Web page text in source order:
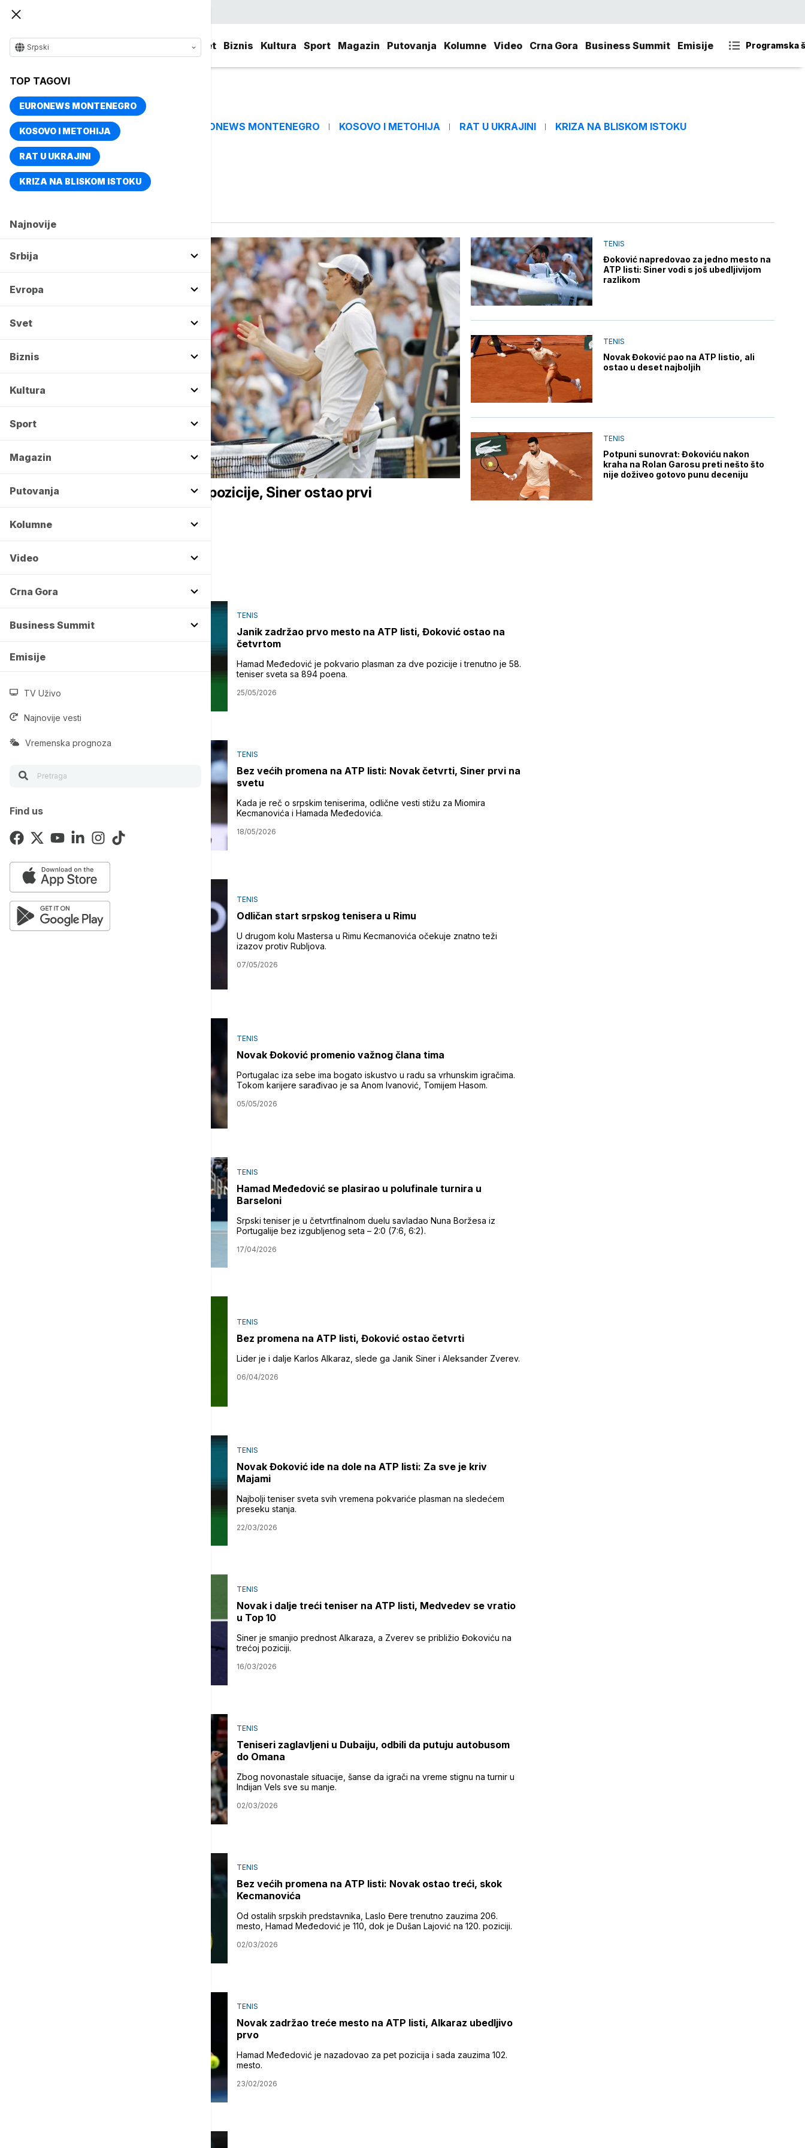
Svet Biznis Kultura Sport Magazin Putovanja Kolumne Video Crna Gora Business Summit Emisije Programska
Srpski
TOP TAGOVI
EURONEWS MONTENEGRO
KOSOVO I METOHIJA
RAT U UKRAJINI
KRIZA NA BLISKOM ISTOKU
Najnovije
Srbija
Evropa
Svet
Biznis
Kultura
Sport
Magazin
Putovanja
Kolumne
Video
Crna Gora
Business Summit
Emisije
TV Uživo
Najnovije vesti
Vremenska prognoza
Find us
TOP TAGOVI EURONEWS MONTENEGRO KOSOVO I METOHIJA RAT U UKRAJINI KRIZA NA BLISKOM ISTOKU
Vise o temi
atp lista
TENIS
Novak napredovao za dve pozicije, Siner ostao prvi
TENIS
Đoković napredovao za jedno mesto na
ATP listi: Siner vodi s još ubedljivijom
razlikom
TENIS
Novak Đoković pao na ATP listio, ali
ostao u deset najboljih
TENIS
Potpuni sunovrat: Đokoviću nakon
kraha na Rolan Garosu preti nešto što
nije doživeo gotovo punu deceniju
TENIS
Janik zadržao prvo mesto na ATP listi, Đoković ostao na
četvrtom
Hamad Međedović je pokvario plasman za dve pozicije i trenutno je 58.
teniser sveta sa 894 poena.
25/05/2026
TENIS
Bez većih promena na ATP listi: Novak četvrti, Siner prvi na
svetu
Kada je reč o srpskim teniserima, odlične vesti stižu za Miomira
Kecmanovića i Hamada Međedovića.
18/05/2026
TENIS
Odličan start srpskog tenisera u Rimu
U drugom kolu Mastersa u Rimu Kecmanovića očekuje znatno teži
izazov protiv Rubljova.
07/05/2026
TENIS
Novak Đoković promenio važnog člana tima
Portugalac iza sebe ima bogato iskustvo u radu sa vrhunskim igračima.
Tokom karijere sarađivao je sa Anom Ivanović, Tomijem Hasom.
05/05/2026
TENIS
Hamad Međedović se plasirao u polufinale turnira u
Barseloni
Srpski teniser je u četvrtfinalnom duelu savladao Nuna Boržesa iz
Portugalije bez izgubljenog seta – 2:0 (7:6, 6:2).
17/04/2026
TENIS
Bez promena na ATP listi, Đoković ostao četvrti
Lider je i dalje Karlos Alkaraz, slede ga Janik Siner i Aleksander Zverev.
06/04/2026
TENIS
Novak Đoković ide na dole na ATP listi: Za sve je kriv
Majami
Najbolji teniser sveta svih vremena pokvariće plasman na sledećem
preseku stanja.
22/03/2026
TENIS
Novak i dalje treći teniser na ATP listi, Medvedev se vratio
u Top 10
Siner je smanjio prednost Alkaraza, a Zverev se približio Đokoviću na
trećoj poziciji.
16/03/2026
TENIS
Teniseri zaglavljeni u Dubaiju, odbili da putuju autobusom
do Omana
Zbog novonastale situacije, šanse da igrači na vreme stignu na turnir u
Indijan Vels sve su manje.
02/03/2026
TENIS
Bez većih promena na ATP listi: Novak ostao treći, skok
Kecmanovića
Od ostalih srpskih predstavnika, Laslo Đere trenutno zauzima 206.
mesto, Hamad Međedović je 110, dok je Dušan Lajović na 120. poziciji.
02/03/2026
TENIS
Novak zadržao treće mesto na ATP listi, Alkaraz ubedljivo
prvo
Hamad Međedović je nazadovao za pet pozicija i sada zauzima 102.
mesto.
23/02/2026